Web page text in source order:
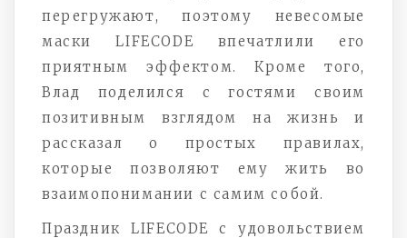
перегружают, поэтому невесомые
маски LIFECODE впечатлили его
приятным эффектом. Кроме того,
Влад поделился с гостями своим
позитивным взглядом на жизнь и
рассказал о простых правилах,
которые позволяют ему жить во
взаимопонимании с самим собой.
Праздник LIFECODE с удовольствием